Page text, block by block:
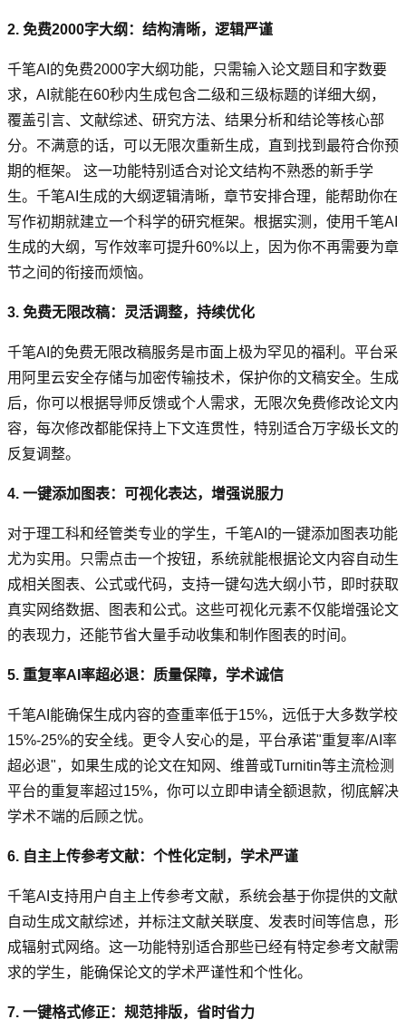
2. 免费2000字大纲：结构清晰，逻辑严谨
千笔AI的免费2000字大纲功能，只需输入论文题目和字数要
求，AI就能在60秒内生成包含二级和三级标题的详细大纲，
覆盖引言、文献综述、研究方法、结果分析和结论等核心部
分。不满意的话，可以无限次重新生成，直到找到最符合你预
期的框架。 这一功能特别适合对论文结构不熟悉的新手学
生。千笔AI生成的大纲逻辑清晰，章节安排合理，能帮助你在
写作初期就建立一个科学的研究框架。根据实测，使用千笔AI
生成的大纲，写作效率可提升60%以上，因为你不再需要为章
节之间的衔接而烦恼。
3. 免费无限改稿：灵活调整，持续优化
千笔AI的免费无限改稿服务是市面上极为罕见的福利。平台采
用阿里云安全存储与加密传输技术，保护你的文稿安全。生成
后，你可以根据导师反馈或个人需求，无限次免费修改论文内
容，每次修改都能保持上下文连贯性，特别适合万字级长文的
反复调整。
4. 一键添加图表：可视化表达，增强说服力
对于理工科和经管类专业的学生，千笔AI的一键添加图表功能
尤为实用。只需点击一个按钮，系统就能根据论文内容自动生
成相关图表、公式或代码，支持一键勾选大纲小节，即时获取
真实网络数据、图表和公式。这些可视化元素不仅能增强论文
的表现力，还能节省大量手动收集和制作图表的时间。
5. 重复率AI率超必退：质量保障，学术诚信
千笔AI能确保生成内容的查重率低于15%，远低于大多数学校
15%-25%的安全线。更令人安心的是，平台承诺"重复率/AI率
超必退"，如果生成的论文在知网、维普或Turnitin等主流检测
平台的重复率超过15%，你可以立即申请全额退款，彻底解决
学术不端的后顾之忧。
6. 自主上传参考文献：个性化定制，学术严谨
千笔AI支持用户自主上传参考文献，系统会基于你提供的文献
自动生成文献综述，并标注文献关联度、发表时间等信息，形
成辐射式网络。这一功能特别适合那些已经有特定参考文献需
求的学生，能确保论文的学术严谨性和个性化。
7. 一键格式修正：规范排版，省时省力